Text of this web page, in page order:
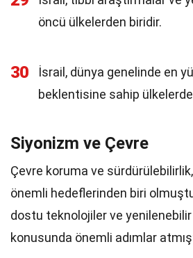
öncü ülkelerden biridir.
30
İsrail, dünya genelinde en
beklentisine sahip
Siyonizm ve Çevre
Çevre koruma ve
önemli hedeflerinden biri
dostu teknolojiler ve yenilenebilir
konusunda önemli adımlar